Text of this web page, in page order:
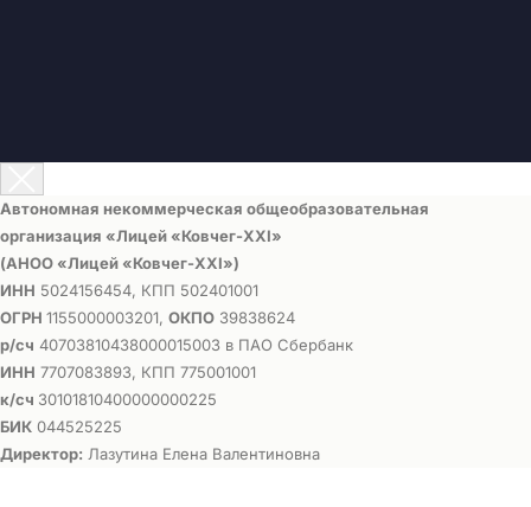
Автономная некоммерческая общеобразовательная
организация «Лицей «Ковчег-ХХI»
(АНОО «Лицей «Ковчег-ХХI»)
ИНН 5024156454, КПП 502401001
ОГРН 1155000003201, ОКПО 39838624
р/сч 40703810438000015003 в ПАО Сбербанк
ИНН 7707083893, КПП 775001001
к/сч 30101810400000000225
БИК 044525225
Директор: Лазутина Елена Валентиновна